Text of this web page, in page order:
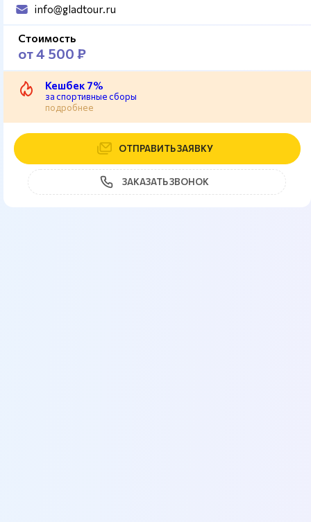
info@gladtour.ru
Стоимость
от 4 500 ₽
Кешбек 7%
за спортивные сборы
подробнее
ОТПРАВИТЬ ЗАЯВКУ
ЗАКАЗАТЬ ЗВОНОК